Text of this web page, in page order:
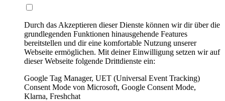
Durch das Akzeptieren dieser Dienste können wir dir über die
grundlegenden Funktionen hinausgehende Features
bereitstellen und dir eine komfortable Nutzung unserer
Webseite ermöglichen. Mit deiner Einwilligung setzen wir auf
dieser Webseite folgende Drittdienste ein:
Google Tag Manager, UET (Universal Event Tracking)
Consent Mode von Microsoft, Google Consent Mode,
Klarna, Freshchat